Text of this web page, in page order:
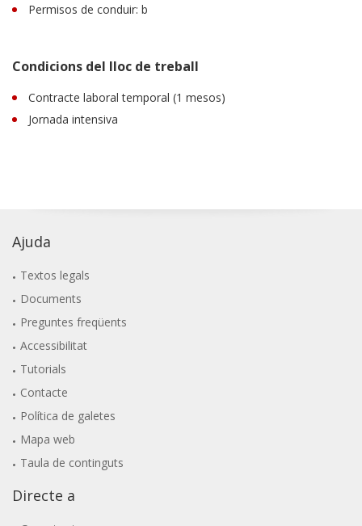
Permisos de conduir: b
Condicions del lloc de treball
Contracte laboral temporal (1 mesos)
Jornada intensiva
Ajuda
Textos legals
Documents
Preguntes freqüents
Accessibilitat
Tutorials
Contacte
Política de galetes
Mapa web
Taula de continguts
Directe a